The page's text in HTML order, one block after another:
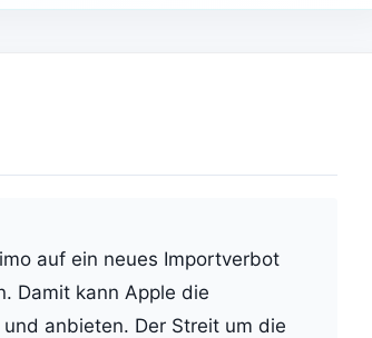
auf ein neues Importverbot
Damit kann Apple die
anbieten. Der Streit um die